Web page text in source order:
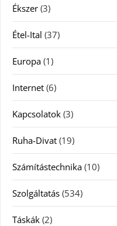
Ékszer (3)
Étel-Ital (37)
Europa (1)
Internet (6)
Kapcsolatok (3)
Ruha-Divat (19)
Számítástechnika (10)
Szolgáltatás (534)
Táskák (2)